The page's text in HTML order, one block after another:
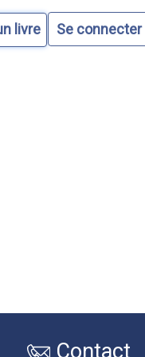
Se connecter
Contact